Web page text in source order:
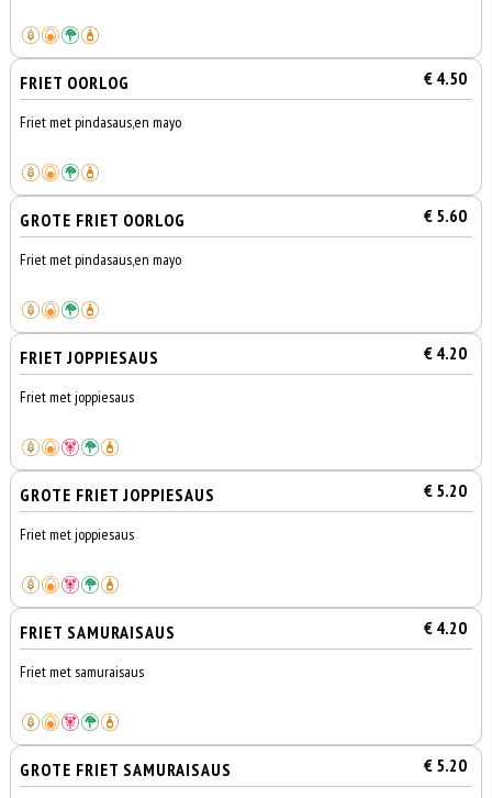
FRIET OORLOG € 4.50
Friet met pindasaus,en mayo
GROTE FRIET OORLOG € 5.60
Friet met pindasaus,en mayo
FRIET JOPPIESAUS € 4.20
Friet met joppiesaus
GROTE FRIET JOPPIESAUS € 5.20
Friet met joppiesaus
FRIET SAMURAISAUS € 4.20
Friet met samuraisaus
GROTE FRIET SAMURAISAUS € 5.20